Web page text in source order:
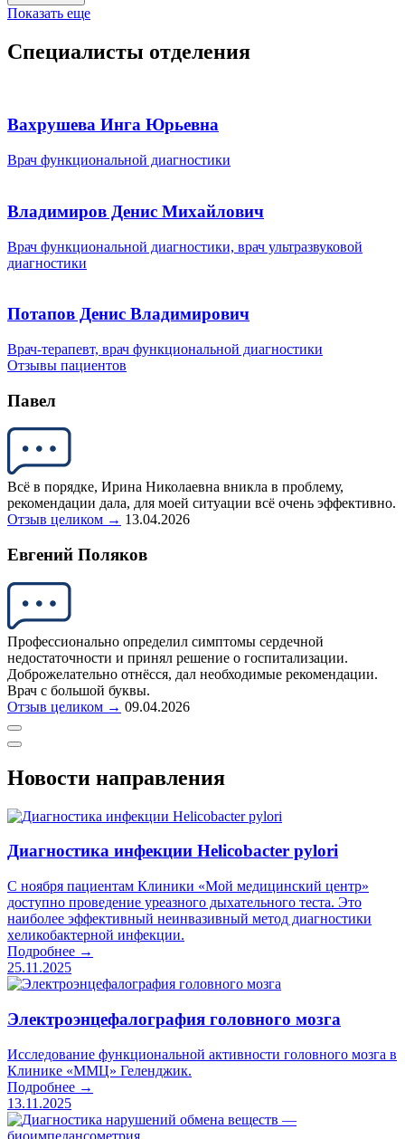
Показать еще
Специалисты отделения
Вахрушева Инга Юрьевна
Врач функциональной диагностики
Владимиров Денис Михайлович
Врач функциональной диагностики, врач ультразвуковой
диагностики
Потапов Денис Владимирович
Врач-терапевт, врач функциональной диагностики
Отзывы пациентов
Павел
Всё в порядке, Ирина Николаевна вникла в проблему,
рекомендации дала, для моей ситуации всё очень эффективно.
Отзыв целиком → 13.04.2026
Евгений Поляков
Профессионально определил симптомы сердечной
недостаточности и принял решение о госпитализации.
Доброжелательно отнёсся, дал необходимые рекомендации.
Врач с большой буквы.
Отзыв целиком → 09.04.2026
Новости направления
Диагностика инфекции Helicobacter pylori
С ноября пациентам Клиники «Мой медицинский центр»
доступно проведение уреазного дыхательного теста. Это
наиболее эффективный неинвазивный метод диагностики
хеликобактерной инфекции.
Подробнее →
25.11.2025
Электроэнцефалография головного мозга
Исследование функциональной активности головного мозга в
Клинике «ММЦ» Геленджик.
Подробнее →
13.11.2025